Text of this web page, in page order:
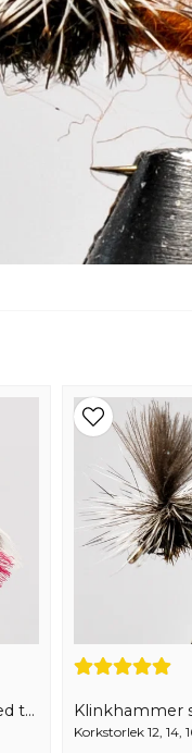
Europa 12 klinkhammer red tag Klinkhammer
Korkstorlek 12, 14,